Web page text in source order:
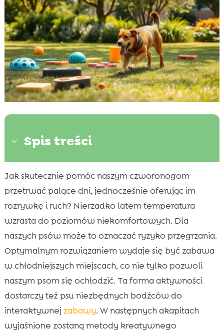
3 Spis treści
 Znaczenie ochładzania psa w upalne dni
 Jak przygotować bezpieczną przestrzeń do
zabawy w cieniu
 Narzędzia i akcesoria do zabawy w cieniu
 Zabawka dla psa w cieniu lato
 Zabawki wspomagające aktywność fizyczną
psa
 Gry logiczne i stymulacyjne dla psa
 Interaktywne zabawki dla psa
 Tworzenie cieniowych labiryntów
 Organizowanie krótkich sesji treningowych
Jak skutecznie pomóc naszym czworonogom
przetrwać palące dni, jednocześnie oferując im
rozrywkę i ruch? Nierzadko latem temperatura
wzrasta do poziomów niekomfortowych. Dla
naszych psów może to oznaczać ryzyko przegrzania.
Optymalnym rozwiązaniem wydaje się być zabawa
w chłodniejszych miejscach, co nie tylko pozwoli
naszym psom się ochłodzić. Ta forma aktywności
dostarczy też psu niezbędnych bodźców do
interaktywnej zabawy. W następnych akapitach
wyjaśnione zostaną metody kreatywnego